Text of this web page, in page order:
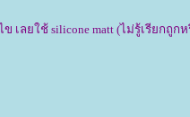
ลยใช้ silicone matt (ไม่รู้เรียกถูกห